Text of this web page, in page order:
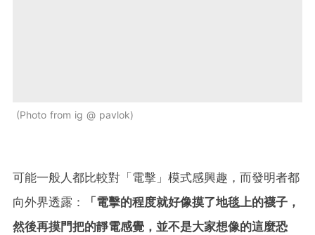
Photo from ig @ pavlok
可能一般人都比較對「電擊」模式感興趣，而發明者都
向外界透露：
「電擊的程度就好像摸了地毯上的襪子，
然後再摸門把的靜電感覺，並不是大家想像的這麼恐